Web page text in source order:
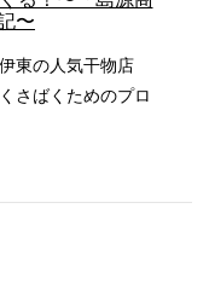
〜
東の人気干物店
さばくためのプロ